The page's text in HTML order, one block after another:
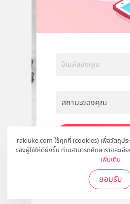
rakluke.com ใช้คุกกี้ (cookies) เพื่อวัตถุป
ของผู้ใช้ให้ดียิ่งขึ้น ท่านสามารถศึกษารายละเอีย
เพิ่มเติม
ยอมรับ
สมัคร
ติดตามเราไ